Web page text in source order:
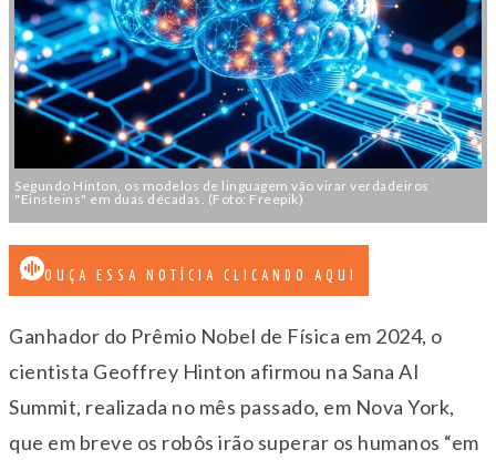
Segundo Hinton, os modelos de linguagem vão virar verdadeiros
"Einsteins" em duas décadas. (Foto: Freepik)
OUÇA ESSA NOTÍCIA CLICANDO AQUI
Ganhador do Prêmio Nobel de Física em 2024, o
cientista Geoffrey Hinton afirmou na Sana AI
Summit, realizada no mês passado, em Nova York,
que em breve os robôs irão superar os humanos “em